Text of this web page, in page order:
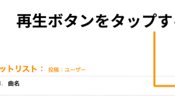
ト情報の正確性は保証されませんので、あらかじめご了承ください。
こちら
ジワンが運営する歌詞サイト「